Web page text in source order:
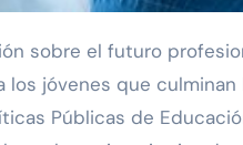
jóvenes que
Públicas de